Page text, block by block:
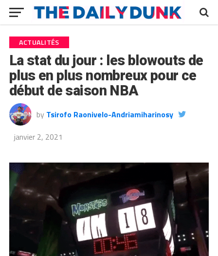
ACTUALITÉS
La stat du jour : les blowouts de
plus en plus nombreux pour ce
début de saison NBA
by Tsirofo Raonivelo-Andriamiharinosy
janvier 2, 2021